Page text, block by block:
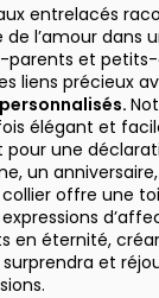
entrelacés
de l’amour dans
parents et
liens précieux
élégant et
une
un
offre une
en éternité,
et